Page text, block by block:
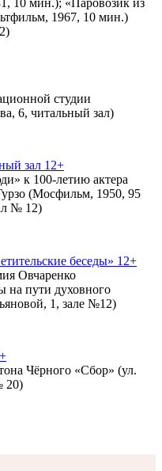
10 мин.); «Паровозик из
1967, 10 мин.)
студии
6, читальный зал)
зал 12+
к 100-летию актера
(Мосфильм, 1950, 95
№ 12)
беседы» 12+
Овчаренко
на пути духовного
1, зале №12)
Чёрного «Сбор» (ул.
20)